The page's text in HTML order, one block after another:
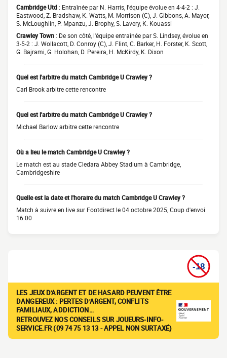
Cambridge Utd : Entraînée par N. Harris, l'équipe évolue en 4-4-2 : J.
Eastwood, Z. Bradshaw, K. Watts, M. Morrison (C), J. Gibbons, A. Mayor,
S. McLoughlin, P. Mpanzu, J. Brophy, S. Lavery, K. Kouassi
Crawley Town : De son côté, l'équipe entraînée par S. Lindsey, évolue en
3-5-2 : J. Wollacott, D. Conroy (C), J. Flint, C. Barker, H. Forster, K. Scott,
G. Bajrami, G. Holohan, D. Pereira, H. McKirdy, K. Dixon
Quel est l'arbitre du match Cambridge U Crawley ?
Carl Brook arbitre cette rencontre
Quel est l'arbitre du match Cambridge U Crawley ?
Michael Barlow arbitre cette rencontre
Où a lieu le match Cambridge U Crawley ?
Le match est au stade Cledara Abbey Stadium à Cambridge,
Cambridgeshire
Quelle est la date et l'horaire du match Cambridge U Crawley ?
Match à suivre en live sur Footdirect le 04 octobre 2025, Coup d'envoi
16:00
LES JEUX D'ARGENT ET DE HASARD PEUVENT ÊTRE
DANGEREUX : PERTES D'ARGENT, CONFLITS
FAMILIAUX, ADDICTION…
RETROUVEZ NOS CONSEILS SUR JOUEURS-INFO-
SERVICE.FR (09 74 75 13 13 - APPEL NON SURTAXÉ)